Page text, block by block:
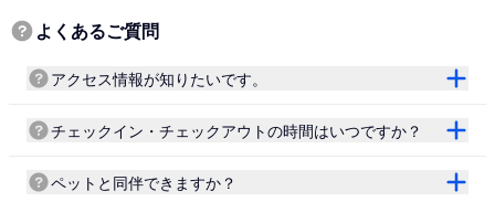
よくあるご質問
アクセス情報が知りたいです。
チェックイン・チェックアウトの時間はいつですか？
ペットと同伴できますか？